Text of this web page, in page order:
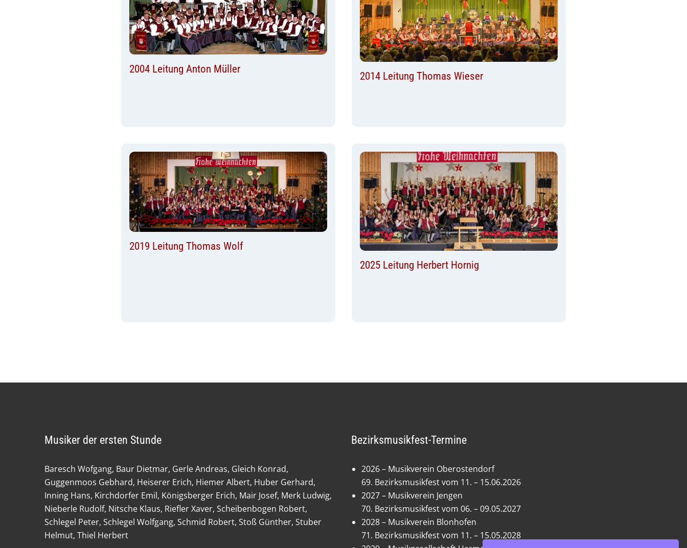
2004 Leitung Anton Müller
2014 Leitung Thomas Wieser
2019 Leitung Thomas Wolf
2025 Leitung Herbert Hornig
Musiker der ersten Stunde
Baresch Wofgang, Baur Dietmar, Gerle Andreas, Gleich Konrad,
Guggenmoos Gebhard, Heiserer Erich, Hiemer Albert, Huber Gerhard,
Inning Hans, Kirchdorfer Emil, Königsberger Erich, Mair Josef, Merk Ludwig,
Nieberle Rudolf, Nitsche Klaus, Riefler Xaver, Scheibenbogen Robert,
Schlegel Peter, Schlegel Wolfgang, Schmid Robert, Stoß Günther, Stuber
Helmut, Thiel Herbert
Bezirksmusikfest-Termine
2026 – Musikverein Oberostendorf
69. Bezirksmusikfest vom 11. – 15.06.2026
2027 – Musikverein Jengen
70. Bezirksmusikfest vom 06. – 09.05.2027
2028 – Musikverein Blonhofen
71. Bezirksmusikfest vom 11. – 15.05.2028